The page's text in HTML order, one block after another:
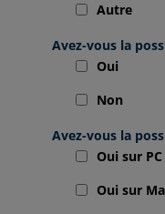
Autre
Avez-vous la
Oui
Non
Avez-vous la
Oui sur PC
Oui sur